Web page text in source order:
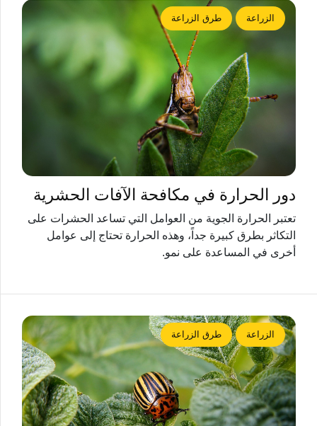
الزراعة طرق الزراعة
دور الحرارة في مكافحة الآفات الحشرية
تعتبر الحرارة الجوية من العوامل التي تساعد الحشرات على
التكاثر بطرق كبيرة جداً، وهذه الحرارة تحتاج إلى عوامل
أخرى في المساعدة على نمو.
الزراعة طرق الزراعة